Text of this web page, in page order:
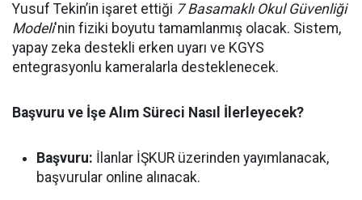
Yusuf Tekin’in işaret ettiği 7 Basamaklı Okul Güvenliği
Modeli'nin fiziki boyutu tamamlanmış olacak. Sistem,
yapay zeka destekli erken uyarı ve KGYS
entegrasyonlu kameralarla desteklenecek.
Başvuru ve İşe Alım Süreci Nasıl İlerleyecek?
Başvuru: İlanlar İŞKUR üzerinden yayımlanacak,
başvurular online alınacak.